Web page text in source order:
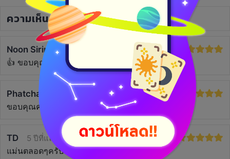
ความเห็น(6)
Noon Sirirat
👍 ขอบคุณมากค่ะ ตอบไวมาก 👌
Phatchamon Limprasert 4 ปีที่แล้ว
ขอบคุณค่ะ
TD 5 ปีที่แล้ว
แม่นตลอดๆครับ